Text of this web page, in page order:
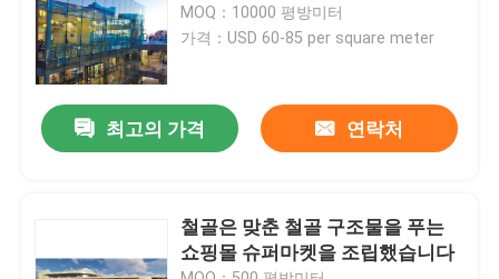
인용문을 요구하세요
철골 구조물 저장소
가벼운 철골 구조물
MOQ：10000 평방미터
가격：USD 60-85 per square meter
최고의 가격 연락처
철골은 맞춘 철골 구조물을 푸는
쇼핑몰 슈퍼마켓을 조립했습니다